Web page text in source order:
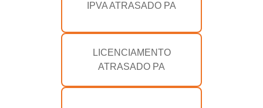
IPVA ATRASADO PA
LICENCIAMENTO
ATRASADO PA